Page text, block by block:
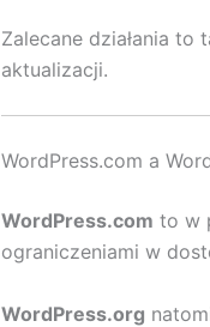
Zalecane działania
aktualizacji.
WordPress.com a
WordPress.com to w
ograniczeniami w
WordPress.org